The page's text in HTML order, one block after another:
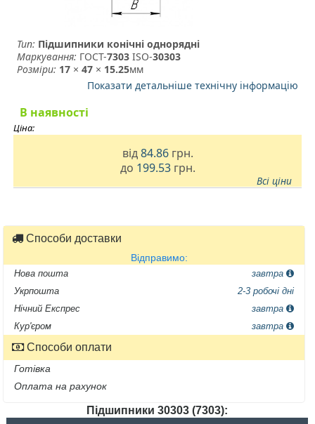
Тип: Підшипники конічні однорядні
Маркування: ГОСТ-7303 ­ ISO-30303
Розміри: 17 ×47 × 15.25мм
Показати детальніше технічну інформацію
В наявності
Ціна:
від 84.86 грн.
до 199.53 грн.
Всі ціни
Способи доставки
Відправимо:
Нова пошта
завтра
Укрпошта
2-3 робочі дні
Нічний Експрес
завтра
Кур'єром
завтра
Способи оплати
Готівка
Оплата на рахунок
Підшипники 30303 (7303):